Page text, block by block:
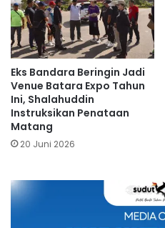
Eks Bandara Beringin Jadi
Venue Batara Expo Tahun
Ini, Shalahuddin
Instruksikan Penataan
Matang
20 Juni 2026